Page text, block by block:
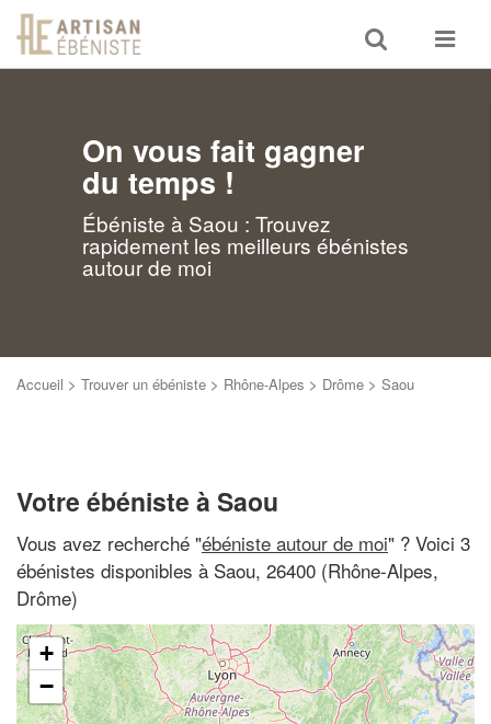
Toggle
search
Toggle
On vous fait gagner
du temps !
Ébéniste à Saou : Trouvez
rapidement les meilleurs ébénistes
autour de moi
Accueil > Trouver un ébéniste > Rhône-Alpes > Drôme > Saou
Votre ébéniste à Saou
Vous avez recherché "ébéniste autour de moi" ? Voici 3
ébénistes disponibles à Saou, 26400 (Rhône-Alpes,
Drôme)
+
−